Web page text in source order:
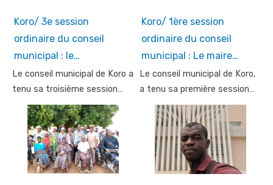
Koro/ 3e session
ordinaire du conseil
municipal : le…
Le conseil municipal de Koro a
tenu sa troisième session…
Koro/ 1ère session
ordinaire du conseil
municipal : Le maire…
Le conseil municipal de Koro,
a tenu sa première session…